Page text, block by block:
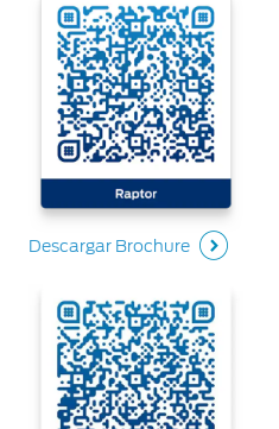
Descargar Brochure